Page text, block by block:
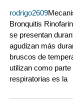
rodrigo2609
Bronquitis
se presentan
agudizan más
bruscos de
utilizan como
respiratorias es la